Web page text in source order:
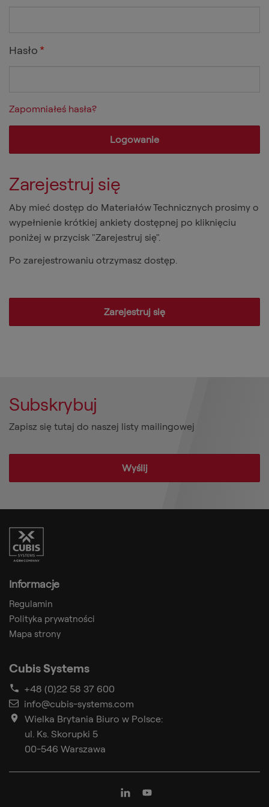
Hasło *
Zapomniałeś hasła?
Zarejestruj się
Aby mieć dostęp do Materiałów Technicznych prosimy o
wypełnienie krótkiej ankiety dostępnej po kliknięciu
poniżej w przycisk "Zarejestruj się".
Po zarejestrowaniu otrzymasz dostęp.
Zarejestruj się
Subskrybuj
Zapisz się tutaj do naszej listy mailingowej
Informacje
Regulamin
Polityka prywatności
Mapa strony
Cubis Systems
+48 (0)22 58 37 600
info@cubis-systems.com
Wielka Brytania Biuro w Polsce:
ul. Ks. Skorupki 5
00-546 Warszawa